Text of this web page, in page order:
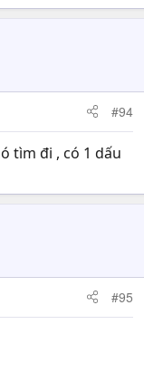
#94
tìm đi , có 1 dấu
#95